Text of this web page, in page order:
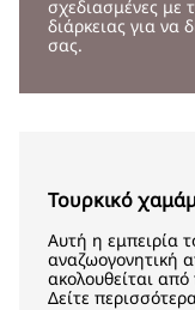
σχεδιασμένες με
διάρκειας για να
σας.
Τουρκικό
Αυτή η εμπειρία
αναζωογονητική
ακολουθείται
Δείτε